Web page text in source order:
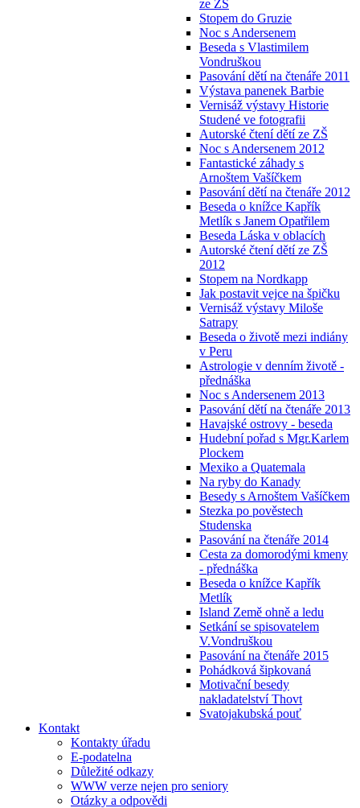
ze ZŠ
Stopem do Gruzie
Noc s Andersenem
Beseda s Vlastimilem
Vondruškou
Pasování dětí na čtenáře 2011
Výstava panenek Barbie
Vernisáž výstavy Historie
Studené ve fotografii
Autorské čtení dětí ze ZŠ
Noc s Andersenem 2012
Fantastické záhady s
Arnoštem Vašíčkem
Pasování dětí na čtenáře 2012
Beseda o knížce Kapřík
Metlík s Janem Opatřilem
Beseda Láska v oblacích
Autorské čtení dětí ze ZŠ
2012
Stopem na Nordkapp
Jak postavit vejce na špičku
Vernisáž výstavy Miloše
Satrapy
Beseda o životě mezi indiány
v Peru
Astrologie v denním životě -
přednáška
Noc s Andersenem 2013
Pasování dětí na čtenáře 2013
Havajské ostrovy - beseda
Hudební pořad s Mgr.Karlem
Plockem
Mexiko a Quatemala
Na ryby do Kanady
Besedy s Arnoštem Vašíčkem
Stezka po pověstech
Studenska
Pasování na čtenáře 2014
Cesta za domorodými kmeny
- přednáška
Beseda o knížce Kapřík
Metlík
Island Země ohně a ledu
Setkání se spisovatelem
V.Vondruškou
Pasování na čtenáře 2015
Pohádková šipkovaná
Motivační besedy
nakladatelství Thovt
Svatojakubská pouť
Kontakt
Kontakty úřadu
E-podatelna
Důležité odkazy
WWW verze nejen pro seniory
Otázky a odpovědi